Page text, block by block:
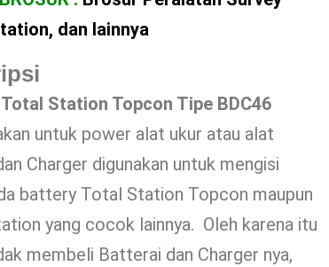
dan lainnya
Station Topcon Tipe BDC46
untuk power alat ukur atau alat
Charger digunakan untuk mengisi
battery Total Station Topcon maupun
yang cocok lainnya. Oleh karena itu
membeli Batterai dan Charger nya,